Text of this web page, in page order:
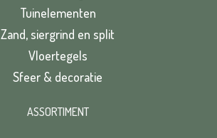
Tuinelementen
Zand, siergrind en split
Vloertegels
Sfeer & decoratie
ASSORTIMENT